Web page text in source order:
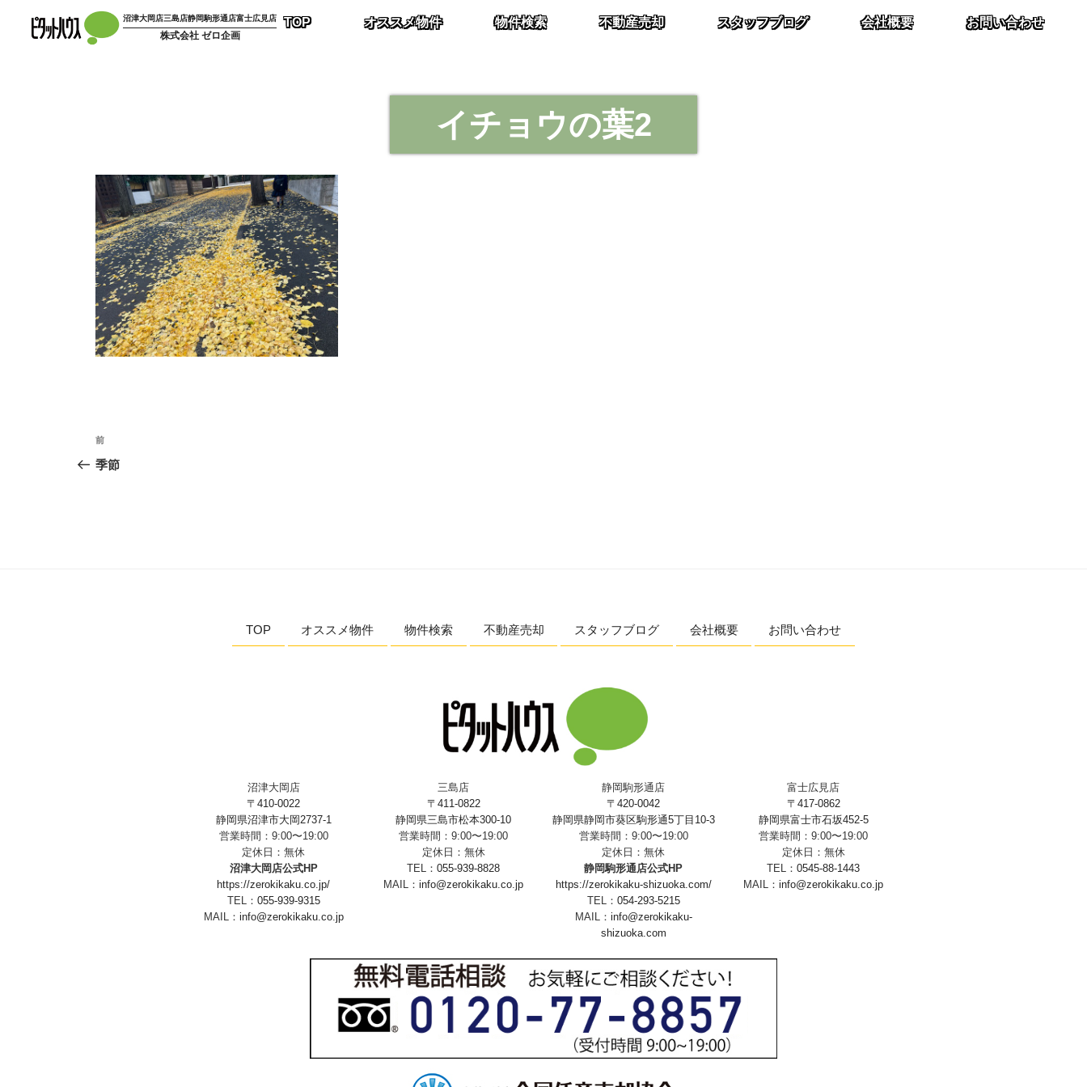
沼津大岡店三島店静岡駒形通店富士広見店
株式会社 ゼロ企画
TOP オススメ物件 物件検索 不動産売却 スタッフブログ 会社概要 お問い合わせ
イチョウの葉2
投
稿
前
の
前
季節
TOP オススメ物件 物件検索 不動産売却 スタッフブログ 会社概要 お問い合わせ
沼津大岡店
〒410-0022
静岡県沼津市大岡2737-1
営業時間：9:00〜19:00
定休日：無休
沼津大岡店公式HP
https://zerokikaku.co.jp/
TEL： 055-939-9315
MAIL： info@zerokikaku.co.jp
三島店
〒411-0822
静岡県三島市松本300-10
営業時間：9:00〜19:00
定休日：無休
TEL：055-939-8828
MAIL：info@zerokikaku.co.jp
静岡駒形通店
〒420-0042
静岡県静岡市葵区駒形通5丁目10-3
営業時間：9:00〜19:00
定休日：無休
静岡駒形通店公式HP
https://zerokikaku-shizuoka.com/
TEL： 054-293-5215
MAIL： info@zerokikaku-
shizuoka.com
富士広見店
〒417-0862
静岡県富士市石坂452-5
営業時間：9:00〜19:00
定休日：無休
TEL：0545-88-1443
MAIL：info@zerokikaku.co.jp